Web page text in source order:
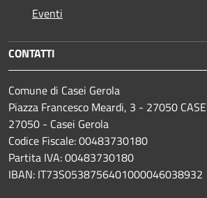
Eventi
CONTATTI
Comune di Casei Gerola
Piazza Francesco Meardi, 3 - 27050
27050 - Casei Gerola
Codice Fiscale: 00483730180
Partita IVA: 00483730180
IBAN: IT73S0538756401000046038932